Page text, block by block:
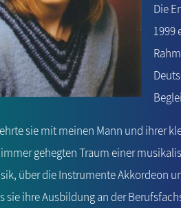
Die
1999
sie mit meinen Mann und ihrer
gehegten Traum einer
über die Instrumente Akkordeon
sie ihre Ausbildung an der